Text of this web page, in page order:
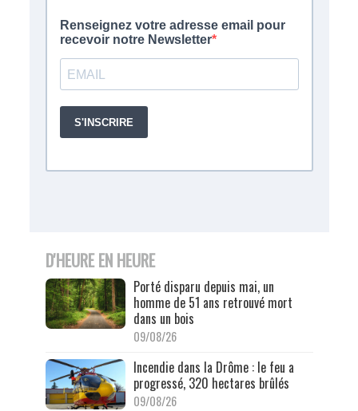
D'HEURE EN HEURE
Porté disparu depuis mai, un
homme de 51 ans retrouvé mort
dans un bois
09/08/26
Incendie dans la Drôme : le feu a
progressé, 320 hectares brûlés
09/08/26